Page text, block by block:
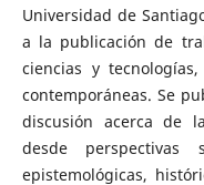
Universidad de
a la publicación de
ciencias y
contemporáneas. Se
discusión acerca de
desde perspectivas
epistemológicas,